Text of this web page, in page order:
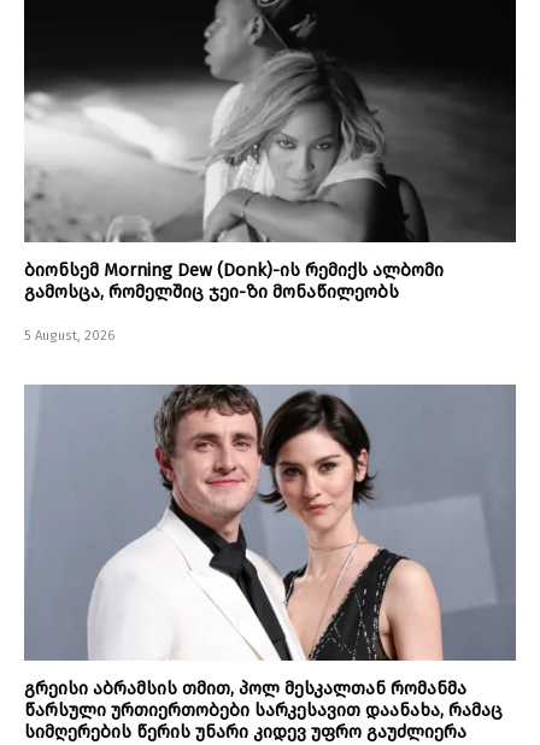
ბიონსემ Morning Dew (Donk)-ის რემიქს ალბომი
გამოსცა, რომელშიც ჯეი-ზი მონაწილეობს
5 August, 2026
გრეისი აბრამსის თმით, პოლ მესკალთან რომანმა
წარსული ურთიერთობები სარკესავით დაანახა, რამაც
სიმღერების წერის უნარი კიდევ უფრო გაუძლიერა